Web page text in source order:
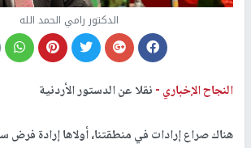
الدكتور رامي الحمد الله
النجاح الإخباري -نقلا عن الدستور الأردنية
هناك صراع إرادات في منطقتنا، أولاها إرادة فرض